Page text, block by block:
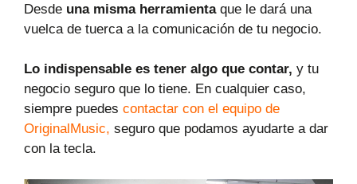
Desde una misma herramientaque le dará una
vuelca de tuerca a la comunicación de tu negocio.
Lo indispensable es tener algo que contar, y tu
negocio seguro que lo tiene. En cualquier caso,
siempre puedes contactar con el equipo de
OriginalMusic, seguro que podamos ayudarte a dar
con la tecla.